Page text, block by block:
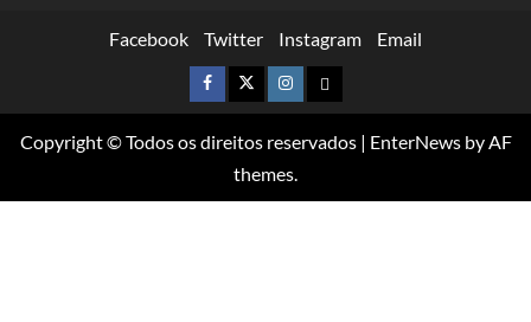
Facebook Twitter Instagram Email
Copyright © Todos os direitos reservados | EnterNewsby AF
themes.